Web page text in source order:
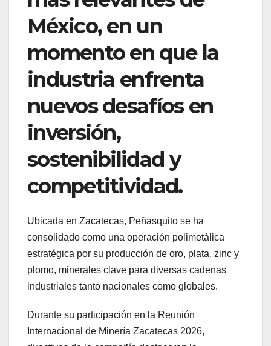
México, en un
momento en que la
industria enfrenta
nuevos desafíos en
inversión,
sostenibilidad y
competitividad.
Ubicada en Zacatecas, Peñasquito se ha
consolidado como una operación polimetálica
estratégica por su producción de oro, plata, zinc y
plomo, minerales clave para diversas cadenas
industriales tanto nacionales como globales.
Durante su participación en la Reunión
Internacional de Minería Zacatecas 2026,